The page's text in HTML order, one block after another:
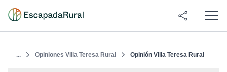
... Opiniones Villa Teresa Rural Opinión Villa Teresa Rural